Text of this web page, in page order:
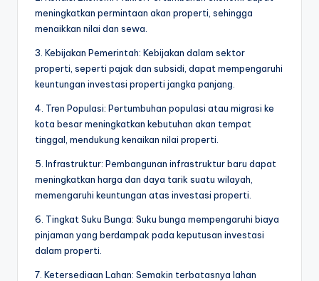
meningkatkan permintaan akan properti, sehingga
menaikkan nilai dan sewa.
3. Kebijakan Pemerintah: Kebijakan dalam sektor
properti, seperti pajak dan subsidi, dapat mempengaruhi
keuntungan investasi properti jangka panjang.
4. Tren Populasi: Pertumbuhan populasi atau migrasi ke
kota besar meningkatkan kebutuhan akan tempat
tinggal, mendukung kenaikan nilai properti.
5. Infrastruktur: Pembangunan infrastruktur baru dapat
meningkatkan harga dan daya tarik suatu wilayah,
memengaruhi keuntungan atas investasi properti.
6. Tingkat Suku Bunga: Suku bunga mempengaruhi biaya
pinjaman yang berdampak pada keputusan investasi
dalam properti.
7. Ketersediaan Lahan: Semakin terbatasnya lahan